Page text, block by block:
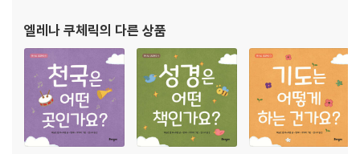
엘레나 쿠체릭의 다른 상품